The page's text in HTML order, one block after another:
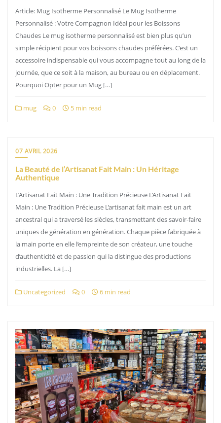
Article: Mug Isotherme Personnalisé Le Mug Isotherme
Personnalisé : Votre Compagnon Idéal pour les Boissons
Chaudes Le mug isotherme personnalisé est bien plus qu’un
simple récipient pour vos boissons chaudes préférées. C’est un
accessoire indispensable qui vous accompagne tout au long de la
journée, que ce soit à la maison, au bureau ou en déplacement.
Pourquoi Opter pour un Mug […]
mug 0 5 min read
07 AVRIL 2026
La Beauté de l’Artisanat Fait Main : Un Héritage
Authentique
L’Artisanat Fait Main : Une Tradition Précieuse L’Artisanat Fait
Main : Une Tradition Précieuse L’artisanat fait main est un art
ancestral qui a traversé les siècles, transmettant des savoir-faire
uniques de génération en génération. Chaque pièce fabriquée à
la main porte en elle l’empreinte de son créateur, une touche
d’authenticité et de passion qui la distingue des productions
industrielles. La […]
Uncategorized 0 6 min read